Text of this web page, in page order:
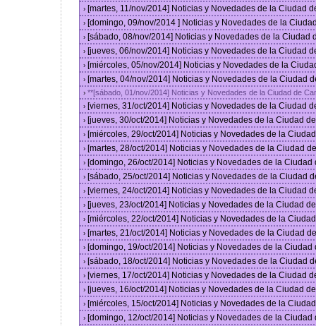
› [martes, 11/nov/2014] Noticias y Novedades de la Ciudad
› [domingo, 09/nov/2014 ] Noticias y Novedades de la
› [sábado, 08/nov/2014] Noticias y Novedades de la Ciudad
› [jueves, 06/nov/2014] Noticias y Novedades de la Ciudad
› [miércoles, 05/nov/2014] Noticias y Novedades de la
› [martes, 04/nov/2014] Noticias y Novedades de la Ciudad
› **[sábado, 01/nov/2014] Noticias y Novedades de la Ciudad de
› [viernes, 31/oct/2014] Noticias y Novedades de la Ciudad
› [jueves, 30/oct/2014] Noticias y Novedades de la Ciudad
› [miércoles, 29/oct/2014] Noticias y Novedades de la
› [martes, 28/oct/2014] Noticias y Novedades de la Ciudad
› [domingo, 26/oct/2014] Noticias y Novedades de la
› [sábado, 25/oct/2014] Noticias y Novedades de la Ciudad
› [viernes, 24/oct/2014] Noticias y Novedades de la Ciudad
› [jueves, 23/oct/2014] Noticias y Novedades de la Ciudad
› [miércoles, 22/oct/2014] Noticias y Novedades de la
› [martes, 21/oct/2014] Noticias y Novedades de la Ciudad
› [domingo, 19/oct/2014] Noticias y Novedades de la
› [sábado, 18/oct/2014] Noticias y Novedades de la Ciudad
› [viernes, 17/oct/2014] Noticias y Novedades de la Ciudad
› [jueves, 16/oct/2014] Noticias y Novedades de la Ciudad
› [miércoles, 15/oct/2014] Noticias y Novedades de la
› [domingo, 12/oct/2014] Noticias y Novedades de la